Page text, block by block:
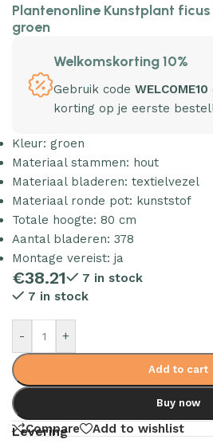
Plantenonline Kunstplant
groen
Welkomskorting 10%
Gebruik code WELCOME10
korting op je eerste
Kleur: groen
Materiaal stammen: hout
Materiaal bladeren: textielvezel
Materiaal ronde pot: kunststof
Totale hoogte: 80 cm
Aantal bladeren: 378
Montage vereist: ja
€38.21
7 in stock
7 in stock
- +
Add to cart
Buy now
Compare Add to wishlist
Levering